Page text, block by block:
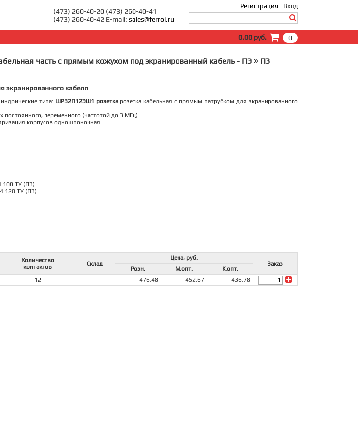
Вход
Запомнить меня
Регистрация
(473) 260-40-20 (473) 260-40-41
(473) 260-40-42 E-mail: sales@ferrol.ru
0
0.00 руб.
часть с прямым кожухом под экранированный кабель - ПЭ ПЗ
экранированного кабеля
типа: ШР32П12ЭШ1 розеткарозетка кабельная с прямым патрубком для экранированного
постоянного, переменного (частотой до 3 МГц)
корпусов одношпоночная.
ТУ (ПЗ)
ТУ (ПЗ)
Количество
контактов
Склад
Цена, руб.
Заказ
Розн. М.опт.
К.опт.
12 - 476.48 452.67 436.78